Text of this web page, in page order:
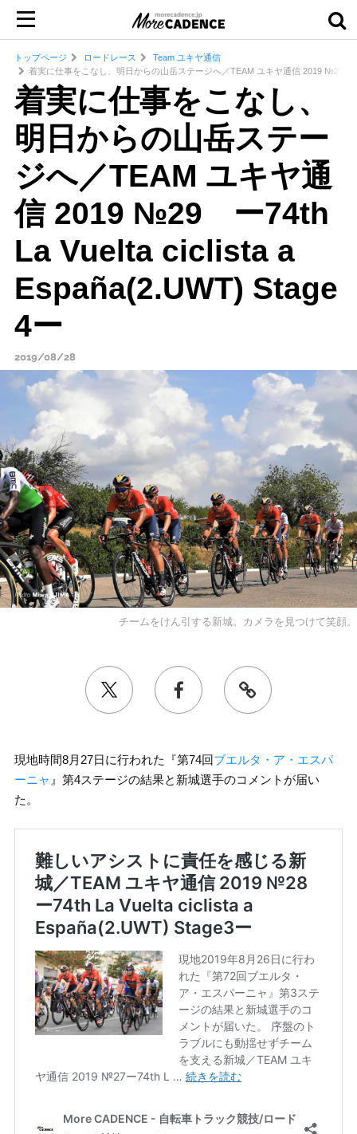
トップページ ロードレース
Team ユキヤ通信
着実に仕事をこなし、明日からの山岳ステージへ／TEAM ユキヤ通信 2019 №29
着実に仕事をこなし、
明日からの山岳ステー
ジへ／TEAM ユキヤ通
信 2019 №29 ー74th
La Vuelta ciclista a
España(2.UWT) Stage
4ー
2019/08/28
チームをけん引する新城。カメラを見つけて笑顔。
現地時間8月27日に行われた『第74回ブエルタ・ア・エスパ
ーニャ 』第4ステージの結果と新城選手のコメントが届い
た。